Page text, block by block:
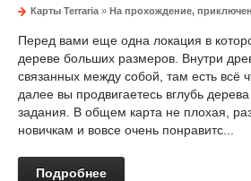
Карты Terraria » На прохождение,
Перед вами еще одна локация в
дереве больших размеров. Внутри
связанных между собой, там есть всё
далее вы продвигаетесь вглубь
задания. В общем карта не плохая,
новичкам и вовсе очень понравитс...
Подробнее